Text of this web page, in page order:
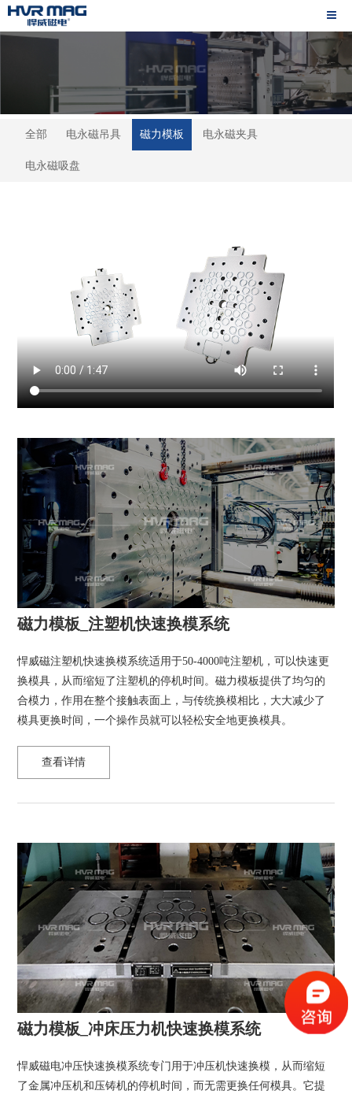
全部 电永磁吊具 磁力模板 电永磁夹具
电永磁吸盘
磁力模板_注塑机快速换模系统
悍威磁注塑机快速换模系统适用于50-4000吨注塑机，可以快速更
换模具，从而缩短了注塑机的停机时间。磁力模板提供了均匀的
合模力，作用在整个接触表面上，与传统换模相比，大大减少了
模具更换时间，一个操作员就可以轻松安全地更换模具。
查看详情
磁力模板_冲床压力机快速换模系统
悍威磁电冲压快速换模系统专门用于冲压机快速换模，从而缩短
了金属冲压机和压铸机的停机时间，而无需更换任何模具。它提